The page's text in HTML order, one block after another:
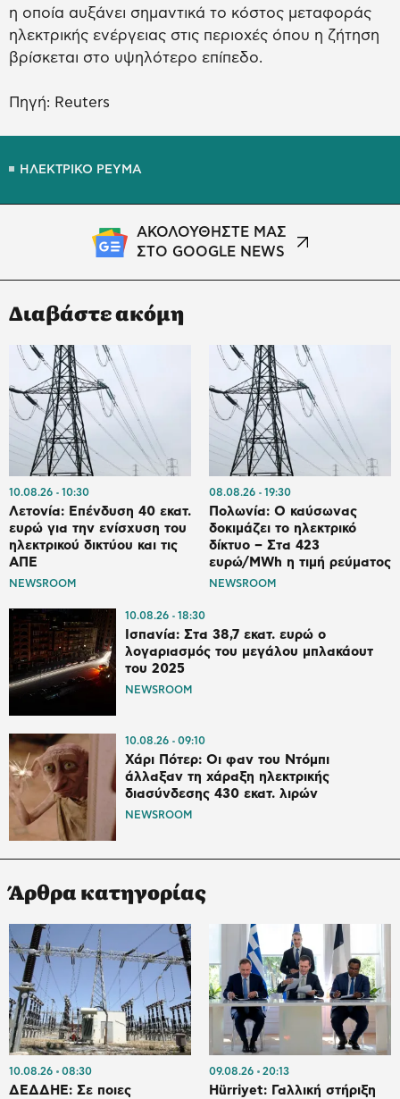
η οποία αυξάνει σημαντικά το κόστος μεταφοράς
ηλεκτρικής ενέργειας στις περιοχές όπου η ζήτηση
βρίσκεται στο υψηλότερο επίπεδο.
Πηγή: Reuters
ΗΛΕΚΤΡΙΚΟ ΡΕΥΜΑ
ΑΚΟΛΟΥΘΗΣΤΕ ΜΑΣ
ΣΤΟ GOOGLE NEWS
Διαβάστε ακόμη
10.08.26 10:30
Λετονία: Επένδυση 40 εκατ.
ευρώ για την ενίσχυση του
ηλεκτρικού δικτύου και τις
ΑΠΕ
NEWSROOM
08.08.26 19:30
Πολωνία: Ο καύσωνας
δοκιμάζει το ηλεκτρικό
δίκτυο – Στα 423
ευρώ/MWh η τιμή ρεύματος
NEWSROOM
10.08.26 18:30
Ισπανία: Στα 38,7 εκατ. ευρώ ο
λογαριασμός του μεγάλου μπλακάουτ
του 2025
NEWSROOM
10.08.26 09:10
Χάρι Πότερ: Οι φαν του Ντόμπι
άλλαξαν τη χάραξη ηλεκτρικής
διασύνδεσης 430 εκατ. λιρών
NEWSROOM
Άρθρα κατηγορίας
10.08.26 08:30
ΔΕΔΔΗΕ: Σε ποιες
09.08.26 20:13
Hürriyet: Γαλλική στήριξη